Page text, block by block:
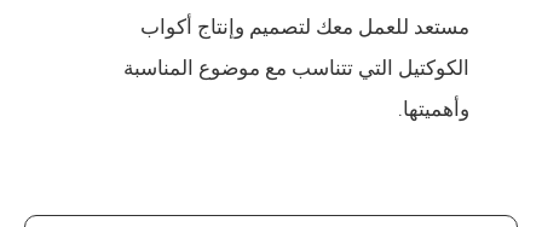
مستعد للعمل معك لتصميم وإنتاج أكواب
الكوكتيل التي تتناسب مع موضوع المناسبة
وأهميتها.